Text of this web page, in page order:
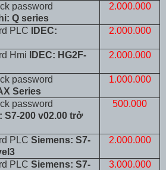
password
Q series
2.000.000
PLC
IDEC:
2.000.000
Hmi
IDEC: HG2F-
2.000.000
password
Series
1.000.000
password
S7-200 v02.00 trở
500.000
PLCSiemens: S7-
2.000.000
PLCSiemens: S7-
3.000.000